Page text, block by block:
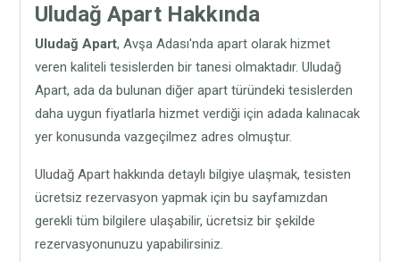
Uludağ Apart Hakkında
Uludağ Apart, Avşa Adası'nda apart olarak hizmet
veren kaliteli tesislerden bir tanesi olmaktadır. Uludağ
Apart, ada da bulunan diğer apart türündeki tesislerden
daha uygun fiyatlarla hizmet verdiği için adada kalınacak
yer konusunda vazgeçilmez adres olmuştur.
Uludağ Apart hakkında detaylı bilgiye ulaşmak, tesisten
ücretsiz rezervasyon yapmak için bu sayfamızdan
gerekli tüm bilgilere ulaşabilir, ücretsiz bir şekilde
rezervasyonunuzu yapabilirsiniz.